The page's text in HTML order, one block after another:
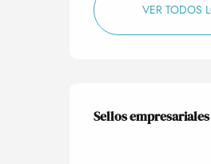
VER TODOS
Oferta
Sellos empresariales
Sellos empresariales